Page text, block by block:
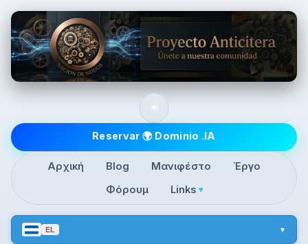
Top level
Αρχική Blog Μανιφέστο
Έργο
Φόρουμ
Links ▾
EL
☀️
Reservar 🌍 Dominio .IA